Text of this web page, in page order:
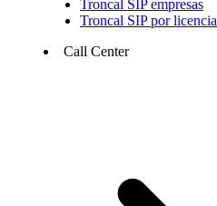
Troncal SIP empresas
Troncal SIP por licencia
Call Center